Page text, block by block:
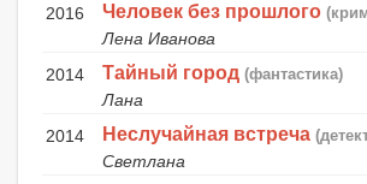
2016
Человек без прошлого
Лена Иванова
2014
Тайный город (фантастика)
Лана
2014
Неслучайная встреча
Светлана